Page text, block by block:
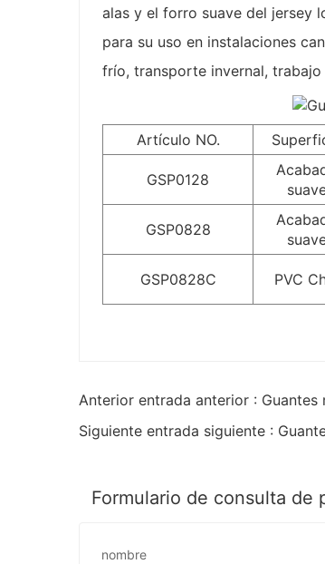
alas y el forro suave del jersey
para su uso en instalaciones
frío, transporte invernal,
Artículo NO.
GSP0128
GSP0828
GSP0828C PVC
Anterior entrada anterior :
Siguiente entrada siguiente :
Formulario de consulta de
nombre